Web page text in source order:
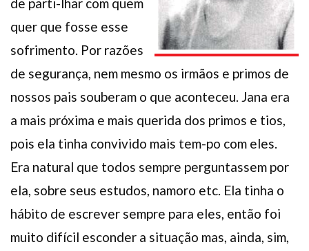
quer que fosse esse
sofrimento. Por razões
de segurança, nem mesmo os irmãos e primos de
nossos pais souberam o que aconteceu. Jana era
a mais próxima e mais querida dos primos e tios,
pois ela tinha convivido mais tem-po com eles.
Era natural que todos sempre perguntassem por
ela, sobre seus estudos, namoro etc. Ela tinha o
hábito de escrever sempre para eles, então foi
muito difícil esconder a situação mas, ainda, sim,